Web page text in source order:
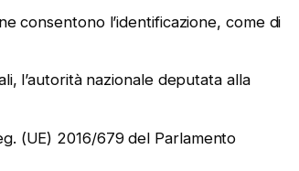
consentono l’identificazione, come di
l’autorità nazionale deputata alla
(UE) 2016/679 del Parlamento